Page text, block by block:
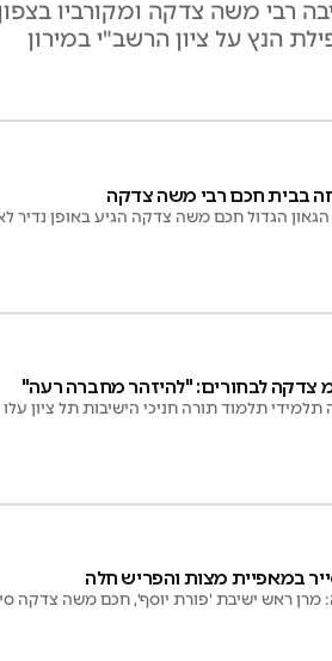
רבי משה צדקה ומקורביו
הנץ על ציון הרשב"י במירון
בבית חכם רבי משה צדקה
הגדול חכם משה צדקה הגיע באופן נדיר
צדקה לבחורים: "להיזהר מחברה רעה"
תלמוד תורה חניכי הישיבות תל ציון
במאפיית מצות והפריש חלה
מרן ראש ישיבת 'פורת יוסף', חכם משה צדקה